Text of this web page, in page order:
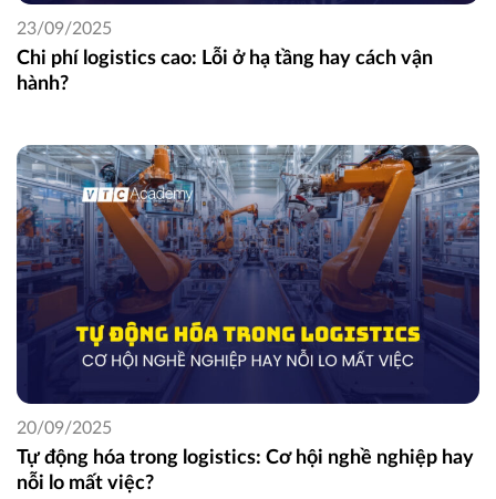
Chi phí logistics cao: Lỗi ở hạ tầng hay cách vận
hành?
23/09/2025
Tự động hóa trong logistics: Cơ hội nghề nghiệp hay
nỗi lo mất việc?
20/09/2025